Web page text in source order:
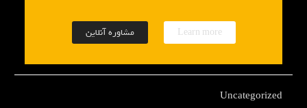
Learn more مشاوره آنلاین
Uncategorized